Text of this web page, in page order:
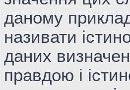
даному
називати
даних
правдою і